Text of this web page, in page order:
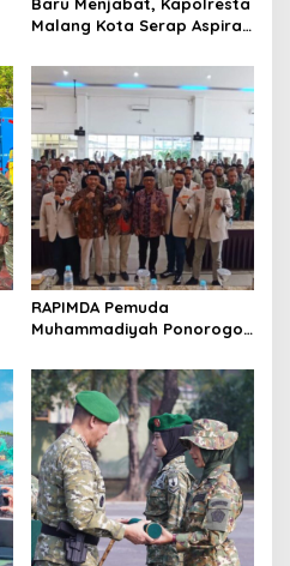
Baru Menjabat, Kapolresta
Malang Kota Serap Aspirasi
Kamtibmas
RAPIMDA Pemuda
Muhammadiyah Ponorogo
Kebangsaan Berbasis
Integritas